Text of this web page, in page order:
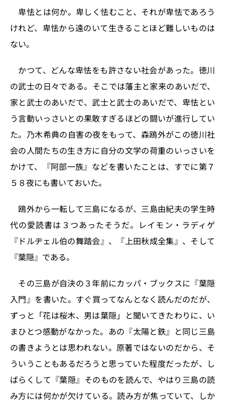
卑怯とは何か。卑しく怯むこと、それが卑怯であろう
けれど、卑怯から遠のいて生きることほど難しいものは
ない。
かつて、どんな卑怯をも許さない社会があった。徳川
の武士の日々である。そこでは藩主と家来のあいだで、
家と武士のあいだで、武士と武士のあいだで、卑怯とい
う言動いっさいとの果敢すぎるほどの闘いが進行してい
た。乃木希典の自害の夜をもって、森鴎外がこの徳川社
会の人間たちの生き方に自分の文学の荷重のいっさいを
かけて、『阿部一族』などを書いたことは、すでに第７
５８夜にも書いておいた。
鴎外から一転して三島になるが、三島由紀夫の学生時
代の愛読書は３つあったそうだ。レイモン・ラディゲ
『ドルヂェル伯の舞踏会』、『上田秋成全集』、そして
『葉隠』である。
その三島が自決の３年前にカッパ・ブックスに『葉隠
入門』を書いた。すぐ買ってなんとなく読んだのだが、
ずっと「花は桜木、男は葉隠」と聞いてきたわりに、い
まひとつ感動がなかった。あの『太陽と鉄』と同じ三島
の書きようとは思われない。原著ではないのだから、そ
ういうこともあるだろうと思っていた程度だったが、し
ばらくして『葉隠』そのものを読んで、やはり三島の読
み方には何かが欠けている。読み方が焦っていて、しか